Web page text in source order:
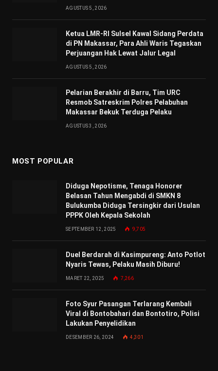
AGUSTUS 5, 2026
Ketua LMR-RI Sulsel Kawal Sidang Perdata
di PN Makassar, Para Ahli Waris Tegaskan
Perjuangan Hak Lewat Jalur Legal
AGUSTUS 5, 2026
Pelarian Berakhir di Barru, Tim URC
Resmob Satreskrim Polres Pelabuhan
Makassar Bekuk Terduga Pelaku
AGUSTUS 3, 2026
MOST POPULAR
Diduga Nepotisme, Tenaga Honorer
Belasan Tahun Mengabdi di SMKN 8
Bulukumba Diduga Tersingkir dari Usulan
PPPK Oleh Kepala Sekolah
SEPTEMBER 12, 2025 9,705
Duel Berdarah di Kasimpureng: Anto Potlot
Nyaris Tewas, Pelaku Masih Diburu!
MARET 22, 2025 7,266
Foto Syur Pasangan Terlarang Kembali
Viral di Bontobahari dan Bontotiro, Polisi
Lakukan Penyelidikan
DESEMBER 26, 2024 4,301